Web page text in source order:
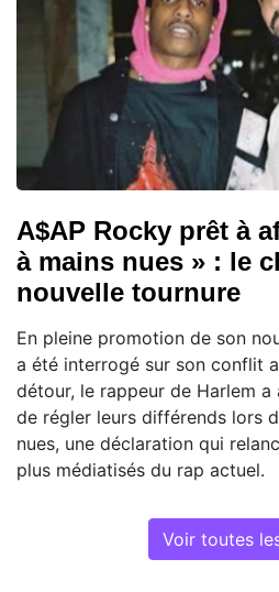
A$AP Rocky prêt à
à mains nues » : le
nouvelle tournure
En pleine promotion de son
a été interrogé sur son conflit
détour, le rappeur de Harlem
de régler leurs différends lors
nues, une déclaration qui
plus médiatisés du rap actuel.
Voir toutes